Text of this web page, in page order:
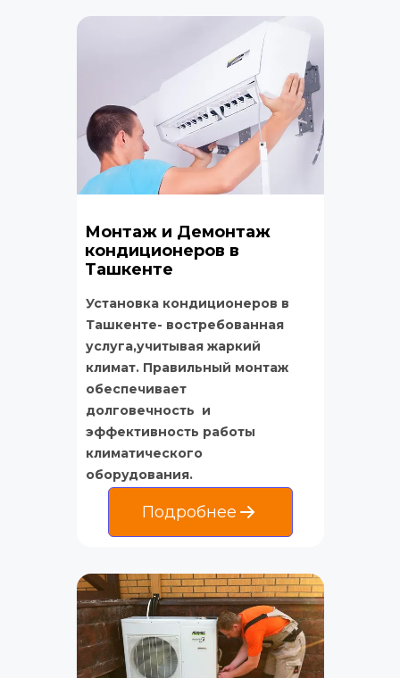
Монтаж и Демонтаж
кондиционеров в
Ташкенте
Установка кондиционеров в
Ташкенте- востребованная
услуга,учитывая жаркий
климат. Правильный монтаж
обеспечивает
долговечность  и
эффективность работы
климатического
оборудования.
Подробнее